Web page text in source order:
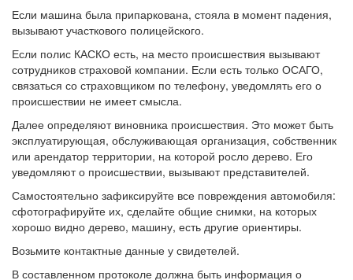
Если машина была припаркована, стояла в момент падения,
вызывают участкового полицейского.
Если полис КАСКО есть, на место происшествия вызывают
сотрудников страховой компании. Если есть только ОСАГО,
связаться со страховщиком по телефону, уведомлять его о
происшествии не имеет смысла.
Далее определяют виновника происшествия. Это может быть
эксплуатирующая, обслуживающая организация, собственник
или арендатор территории, на которой росло дерево. Его
уведомляют о происшествии, вызывают представителей.
Самостоятельно зафиксируйте все повреждения автомобиля:
сфотографируйте их, сделайте общие снимки, на которых
хорошо видно дерево, машину, есть другие ориентиры.
Возьмите контактные данные у свидетелей.
В составленном протоколе должна быть информация о